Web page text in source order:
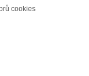
cookies